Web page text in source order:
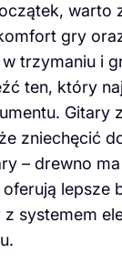
warto
gry
trzymaniu i
ten, który
Gitary
zniechęcić
– drewno
lepsze
systemem